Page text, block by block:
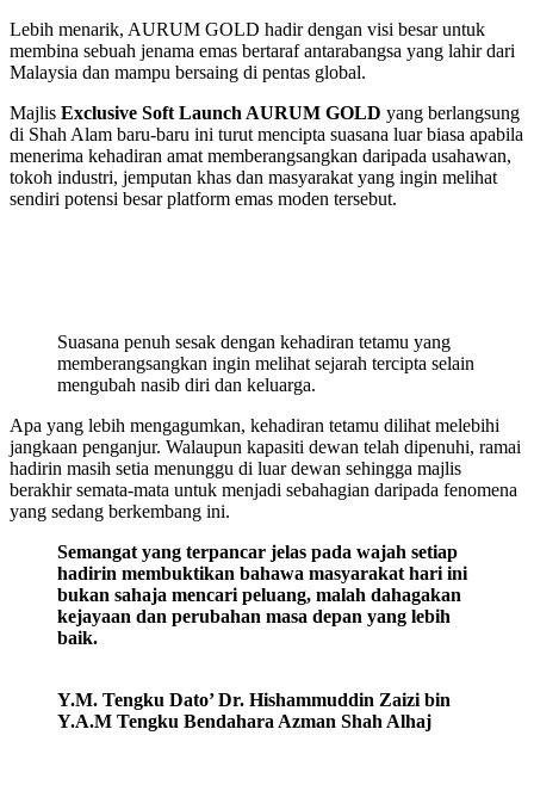
Lebih menarik, AURUM GOLD hadir dengan visi besar untuk
membina sebuah jenama emas bertaraf antarabangsa yang lahir dari
Malaysia dan mampu bersaing di pentas global.
Majlis Exclusive Soft Launch AURUM GOLD yang berlangsung
di Shah Alam baru-baru ini turut mencipta suasana luar biasa apabila
menerima kehadiran amat memberangsangkan daripada usahawan,
tokoh industri, jemputan khas dan masyarakat yang ingin melihat
sendiri potensi besar platform emas moden tersebut.
Suasana penuh sesak dengan kehadiran tetamu yang
memberangsangkan ingin melihat sejarah tercipta selain
mengubah nasib diri dan keluarga.
Apa yang lebih mengagumkan, kehadiran tetamu dilihat melebihi
jangkaan penganjur. Walaupun kapasiti dewan telah dipenuhi, ramai
hadirin masih setia menunggu di luar dewan sehingga majlis
berakhir semata-mata untuk menjadi sebahagian daripada fenomena
yang sedang berkembang ini.
Semangat yang terpancar jelas pada wajah setiap
hadirin membuktikan bahawa masyarakat hari ini
bukan sahaja mencari peluang, malah dahagakan
kejayaan dan perubahan masa depan yang lebih
baik.
Y.M. Tengku Dato’ Dr. Hishammuddin Zaizi bin
Y.A.M Tengku Bendahara Azman Shah Alhaj